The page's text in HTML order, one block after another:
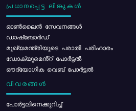
പ്രധാനപ്പെട്ട ലിങ്കുകൾ
ഓൺലൈൻ സേവനങ്ങൾ
ഡാഷ്ബോർഡ്
മുഖ്യമന്ത്രിയുടെ പരാതി പരിഹാരം
ഡോക്യുമെൻ്റ് പോർട്ടൽ
ഔദ്യോഗിക വെബ് പോർട്ടൽ
വിവരങ്ങൾ
പോര്‍ട്ടലിനെക്കുറിച്ച്